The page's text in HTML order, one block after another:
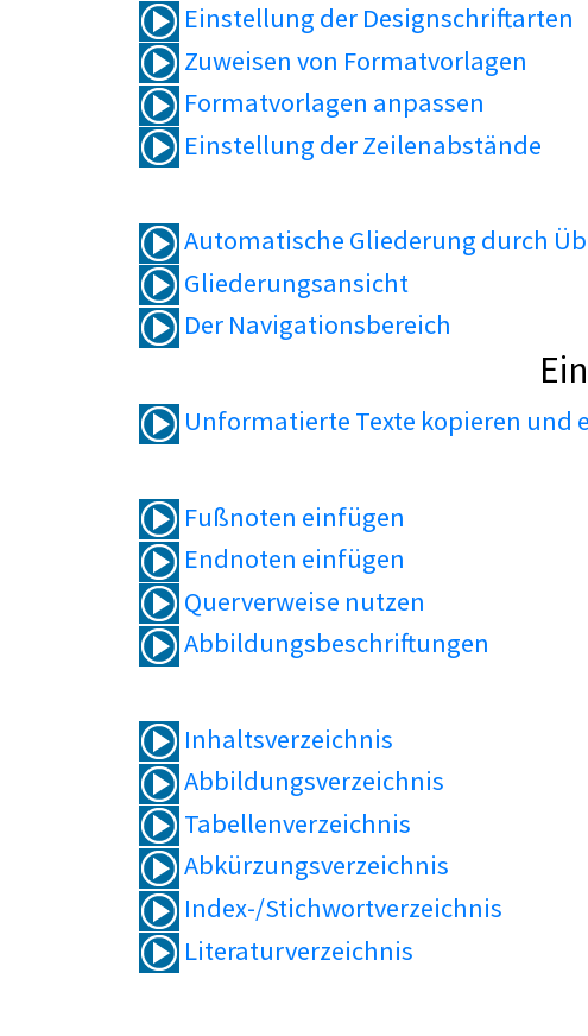
Einstellung der Designschriftarten
Zuweisen von Formatvorlagen
Formatvorlagen anpassen
Einstellung der Zeilenabstände
Automatische Gliederung durch
Gliederungsansicht
Der Navigationsbereich
Unformatierte Texte kopieren und
Fußnoten einfügen
Endnoten einfügen
Querverweise nutzen
Abbildungsbeschriftungen
Inhaltsverzeichnis
Abbildungsverzeichnis
Tabellenverzeichnis
Abkürzungsverzeichnis
Index-/Stichwortverzeichnis
Literaturverzeichnis